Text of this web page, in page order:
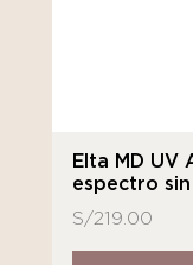
Elta MD UV
espectro
S/219.00